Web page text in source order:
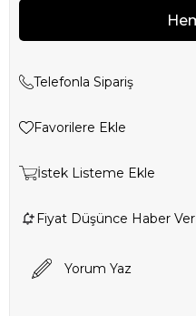
Telefonla Sipariş
Favorilere Ekle
İstek Listeme Ekle
Fiyat Düşünce Haber Ver
Yorum Yaz